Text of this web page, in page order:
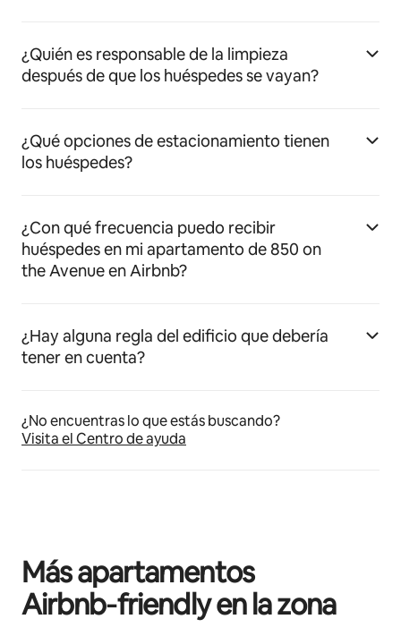
¿Quién es responsable de la limpieza
después de que los huéspedes se vayan?
¿Qué opciones de estacionamiento tienen
los huéspedes?
¿Con qué frecuencia puedo recibir
huéspedes en mi apartamento de 850 on
the Avenue en Airbnb?
¿Hay alguna regla del edificio que debería
tener en cuenta?
¿No encuentras lo que estás buscando?
Visita el Centro de ayuda
Más apartamentos
Airbnb‑friendly en la zona